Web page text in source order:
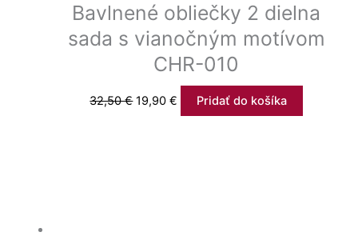
Bavlnené obliečky 2 dielna
sada s vianočným motívom
CHR-010
32,50€ 19,90€ Pridať do košíka